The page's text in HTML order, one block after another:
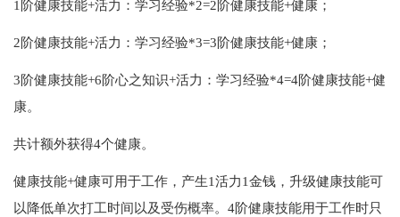
1阶健康技能+活力：学习经验*2=2阶健康技能+健康；
2阶健康技能+活力：学习经验*3=3阶健康技能+健康；
3阶健康技能+6阶心之知识+活力：学习经验*4=4阶健康技能+健
康。
共计额外获得4个健康。
健康技能+健康可用于工作，产生1活力1金钱，升级健康技能可
以降低单次打工时间以及受伤概率。4阶健康技能用于工作时只